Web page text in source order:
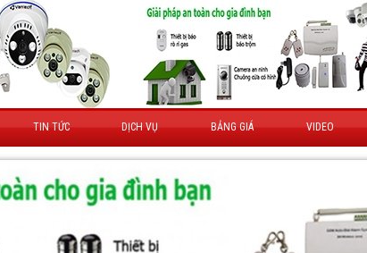
TIN TỨC DỊCH VỤ BẢNG GIÁ VIDEO